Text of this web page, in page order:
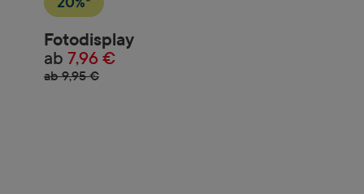
Fotodisplay
ab 7,96 €
ab 9,95 €